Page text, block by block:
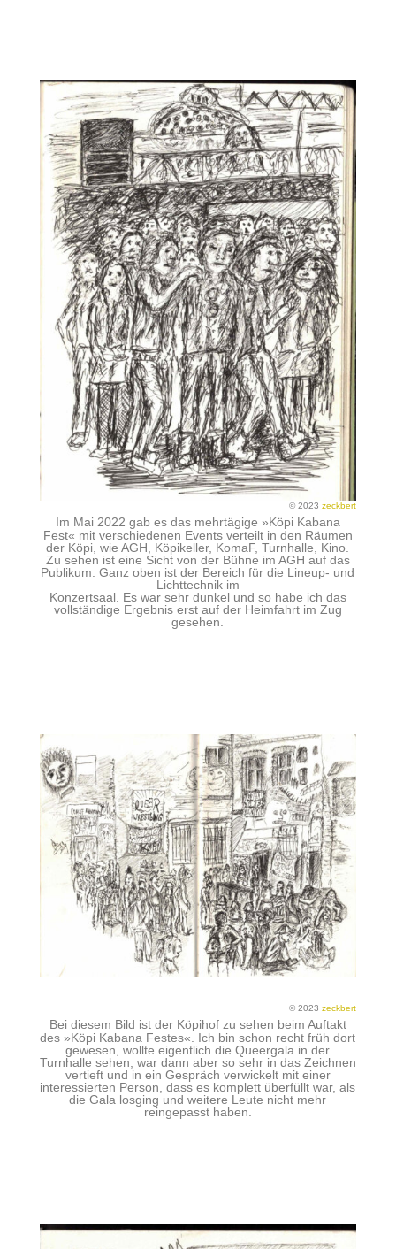
© 2023zeckbert
Im Mai 2022 gab es das mehrtägige »Köpi Kabana
Fest« mit verschiedenen Events verteilt in den Räumen
der Köpi, wie AGH, Köpikeller, KomaF, Turnhalle, Kino.
Zu sehen ist eine Sicht von der Bühne im AGH auf das
Publikum. Ganz oben ist der Bereich für die Lineup- und
Lichttechnik im
Konzertsaal. Es war sehr dunkel und so habe ich das
vollständige Ergebnis erst auf der Heimfahrt im Zug
gesehen.
© 2023zeckbert
Bei diesem Bild ist der Köpihof zu sehen beim Auftakt
des »Köpi Kabana Festes«. Ich bin schon recht früh dort
gewesen, wollte eigentlich die Queergala in der
Turnhalle sehen, war dann aber so sehr in das Zeichnen
vertieft und in ein Gespräch verwickelt mit einer
interessierten Person, dass es komplett überfüllt war, als
die Gala losging und weitere Leute nicht mehr
reingepasst haben.